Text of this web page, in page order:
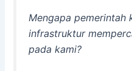
Mengapa
infrastruktur
pada kami?